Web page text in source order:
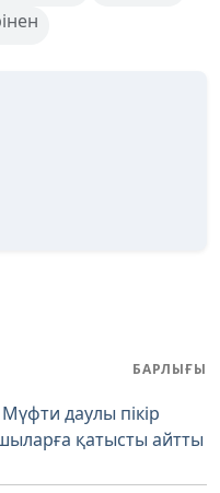
БАРЛЫҒЫ
даулы пікір
қатысты айтты